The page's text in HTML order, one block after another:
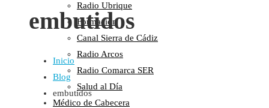
Radio
Guadalinfo Salud
Radio Guadalete
COPE Pontevedra
Salud en Radio Ubrique
Salud en Verano
Radio Ubrique
Formación
Canal Sierra de Cádiz
Radio Arcos
Radio Comarca SER
Salud al Día
Médico de Cabecera
embutidos
Inicio
Blog
embutidos